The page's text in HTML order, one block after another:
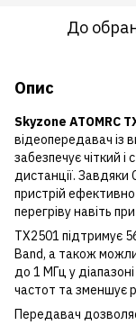
До
Опис
Skyzone ATOMRC
відеопередавач із
забезпечує чіткий і
дистанції.
пристрій
перегріву навіть
TX2501 підтримує
Band, а також
до 1 МГц у
частот та зменшує
Передавач